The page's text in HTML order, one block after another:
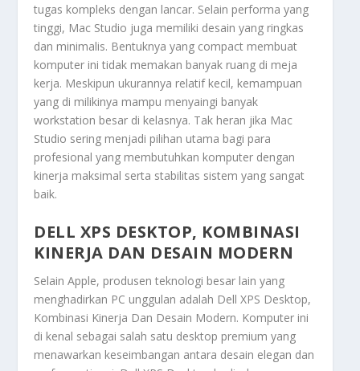
tugas kompleks dengan lancar. Selain performa yang
tinggi, Mac Studio juga memiliki desain yang ringkas
dan minimalis. Bentuknya yang compact membuat
komputer ini tidak memakan banyak ruang di meja
kerja. Meskipun ukurannya relatif kecil, kemampuan
yang di milikinya mampu menyaingi banyak
workstation besar di kelasnya. Tak heran jika Mac
Studio sering menjadi pilihan utama bagi para
profesional yang membutuhkan komputer dengan
kinerja maksimal serta stabilitas sistem yang sangat
baik.
DELL XPS DESKTOP, KOMBINASI
KINERJA DAN DESAIN MODERN
Selain Apple, produsen teknologi besar lain yang
menghadirkan PC unggulan adalah Dell XPS Desktop,
Kombinasi Kinerja Dan Desain Modern. Komputer ini
di kenal sebagai salah satu desktop premium yang
menawarkan keseimbangan antara desain elegan dan